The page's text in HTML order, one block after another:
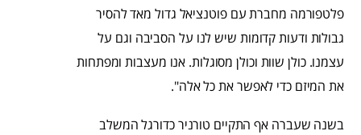
פלטפורמה מחברת עם פוטנציאל גדול מאד להסיר
גבולות ודעות קדומות שיש לנו על הסביבה וגם על
עצמנו. כולן שוות וכולן מסוגלות. אנו מעצבות ומפתחות
את המיזם כדי לאפשר את כל אלה".
בשנה שעברה אף התקיים טורניר כדורגל המשלב